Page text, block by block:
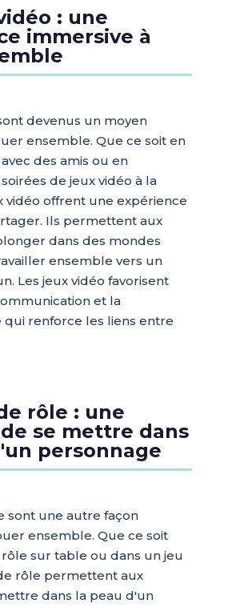
: une
immersive à
devenus un moyen
ensemble. Que ce soit en
des amis ou en
de jeux vidéo à la
vidéo offrent une expérience
Ils permettent aux
dans des mondes
ensemble vers un
Les jeux vidéo favorisent
et la
qui renforce les liens entre
rôle : une
se mettre dans
personnage
sont une autre façon
ensemble. Que ce soit
sur table ou dans un jeu
rôle permettent aux
dans la peau d'un